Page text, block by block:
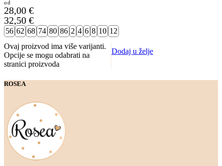
28,00 €
32,50 €
56 62 68 74 80 86 2 4 6 8 10 12
Ovaj proizvod ima više varijanti.
Opcije se mogu odabrati na
stranici proizvoda
Dodaj u želje
ROSEA